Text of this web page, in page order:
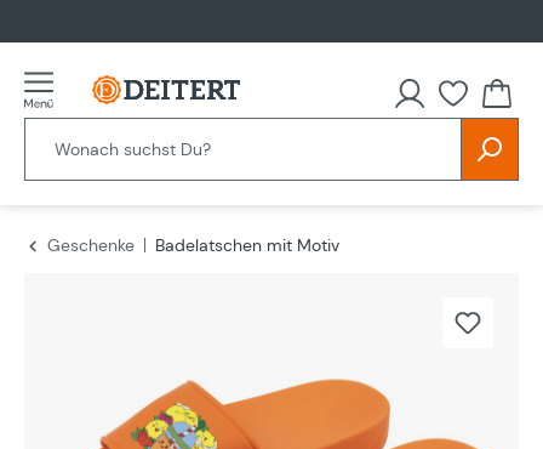
Geschenke
Badelatschen mit Motiv